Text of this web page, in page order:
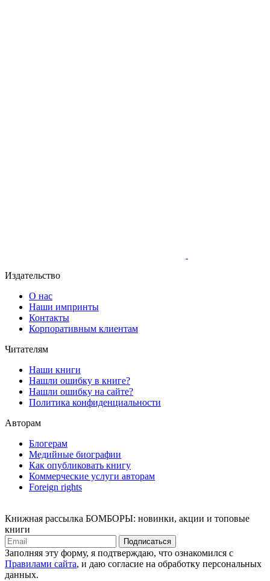
Издательство
О нас
Наши импринты
Контакты
Корпоративным клиентам
Читателям
Наши книги
Нашли ошибку в книге?
Нашли ошибку на сайте?
Политика конфиденциальности
Авторам
Блогерам
Медийные биографии
Как опубликовать книгу
Коммерческие услуги авторам
Foreign rights
Книжная рассылка БОМБОРЫ: новинки, акции и топовые
книги
Подписаться
Заполняя эту форму, я подтверждаю, что ознакомился с
Правилами сайта, и даю согласие на обработку персональных
данных.